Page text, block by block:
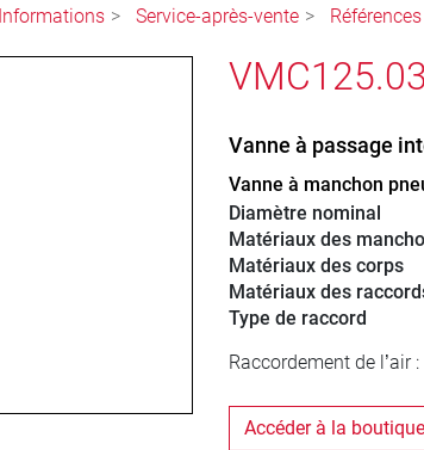
Informations Service-après-vente
Vanne à passage
Vanne à manchon
Diamètre nominal
Matériaux des
Matériaux des corps
Matériaux des
Type de raccord
Raccordement de l’air
Accéder à la